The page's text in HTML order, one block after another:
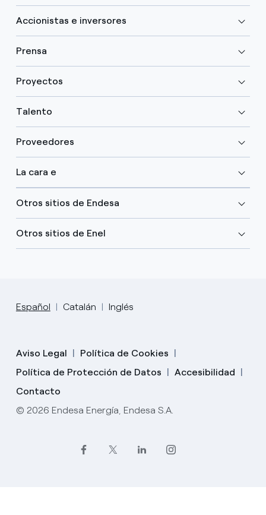
Accionistas e inversores
Prensa
Proyectos
Talento
Proveedores
La cara e
Otros sitios de Endesa
Otros sitios de Enel
Español Catalán Inglés
Aviso Legal
Política de Cookies
Política de Protección de Datos
Accesibilidad
Contacto
© 2026 Endesa Energía, Endesa S.A.